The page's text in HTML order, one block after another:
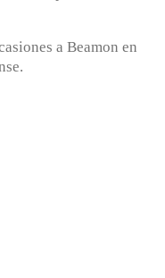
a Beamon en